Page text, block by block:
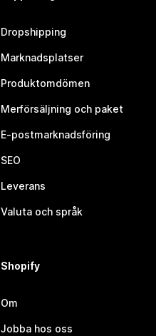
Dropshipping
Marknadsplatser
Produktomdömen
Merförsäljning och paket
E-postmarknadsföring
SEO
Leverans
Valuta och språk
Shopify
Om
Jobba hos oss